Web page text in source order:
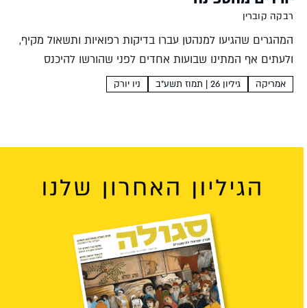
רבקה קוברין
המהגרים שהגיעו למנהטן עברו בדיקות רפואיות ותשאול מקיף,
ולעתים אף המתינו שבועות אחדים לפני שהורשו להיכנס
אמריקה גיליון 26 | תמוז תשע"ב ניו יורק